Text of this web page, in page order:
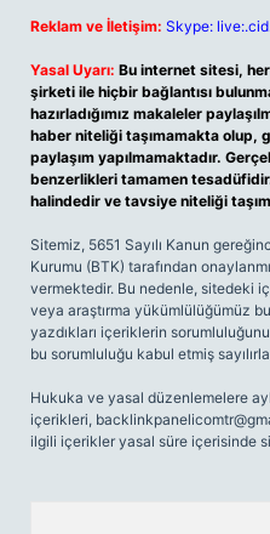
Reklam ve İletişim: Skype:
Yasal Uyarı: Bu internet sitesi,
şirketi ile hiçbir bağlantısı
hazırladığımız makaleler
haber niteliği taşımamakta olup,
paylaşım yapılmamaktadır.
benzerlikleri tamamen
halindedir ve tavsiye niteliği
Sitemiz, 5651 Sayılı Kanun
Kurumu (BTK) tarafından
vermektedir. Bu nedenle, sitedeki
veya araştırma yükümlülüğümüz
yazdıkları içeriklerin
bu sorumluluğu kabul etmiş
Hukuka ve yasal düzenlemelere
içerikleri,
ilgili içerikler yasal süre içerisinde